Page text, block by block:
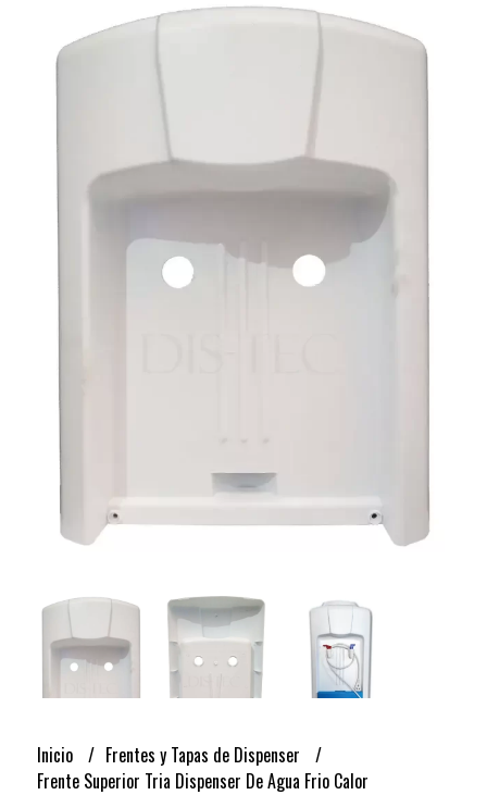
Inicio
Frentes y Tapas de Dispenser
Frente Superior Tria Dispenser De Agua Frio Calor